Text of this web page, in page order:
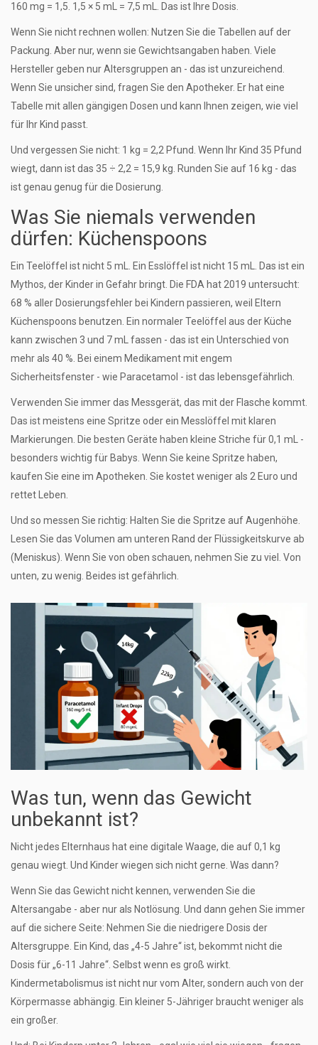
160 mg = 1,5. 1,5 × 5 mL = 7,5 mL. Das ist Ihre Dosis.
Wenn Sie nicht rechnen wollen: Nutzen Sie die Tabellen auf der
Packung. Aber nur, wenn sie Gewichtsangaben haben. Viele
Hersteller geben nur Altersgruppen an - das ist unzureichend.
Wenn Sie unsicher sind, fragen Sie den Apotheker. Er hat eine
Tabelle mit allen gängigen Dosen und kann Ihnen zeigen, wie viel
für Ihr Kind passt.
Und vergessen Sie nicht: 1 kg = 2,2 Pfund. Wenn Ihr Kind 35 Pfund
wiegt, dann ist das 35 ÷ 2,2 = 15,9 kg. Runden Sie auf 16 kg - das
ist genau genug für die Dosierung.
Was Sie niemals verwenden
dürfen: Küchenspoons
Ein Teelöffel ist nicht 5 mL. Ein Esslöffel ist nicht 15 mL. Das ist ein
Mythos, der Kinder in Gefahr bringt. Die FDA hat 2019 untersucht:
68 % aller Dosierungsfehler bei Kindern passieren, weil Eltern
Küchenspoons benutzen. Ein normaler Teelöffel aus der Küche
kann zwischen 3 und 7 mL fassen - das ist ein Unterschied von
mehr als 40 %. Bei einem Medikament mit engem
Sicherheitsfenster - wie Paracetamol - ist das lebensgefährlich.
Verwenden Sie immer das Messgerät, das mit der Flasche kommt.
Das ist meistens eine Spritze oder ein Messlöffel mit klaren
Markierungen. Die besten Geräte haben kleine Striche für 0,1 mL -
besonders wichtig für Babys. Wenn Sie keine Spritze haben,
kaufen Sie eine im Apotheken. Sie kostet weniger als 2 Euro und
rettet Leben.
Und so messen Sie richtig: Halten Sie die Spritze auf Augenhöhe.
Lesen Sie das Volumen am unteren Rand der Flüssigkeitskurve ab
(Meniskus). Wenn Sie von oben schauen, nehmen Sie zu viel. Von
unten, zu wenig. Beides ist gefährlich.
Was tun, wenn das Gewicht
unbekannt ist?
Nicht jedes Elternhaus hat eine digitale Waage, die auf 0,1 kg
genau wiegt. Und Kinder wiegen sich nicht gerne. Was dann?
Wenn Sie das Gewicht nicht kennen, verwenden Sie die
Altersangabe - aber nur als Notlösung. Und dann gehen Sie immer
auf die sichere Seite: Nehmen Sie die niedrigere Dosis der
Altersgruppe. Ein Kind, das „4-5 Jahre“ ist, bekommt nicht die
Dosis für „6-11 Jahre“. Selbst wenn es groß wirkt.
Kindermetabolismus ist nicht nur vom Alter, sondern auch von der
Körpermasse abhängig. Ein kleiner 5-Jähriger braucht weniger als
ein großer.